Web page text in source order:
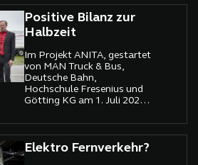
Positive Bilanz zur
Halbzeit
Im Projekt ANITA, gestartet
von MAN Truck & Bus,
Deutsche Bahn,
Hochschule Fresenius und
Götting KG am 1. Juli 2020,
jetzt eine positive
Halbzeitbilanz.
Elektro Fernverkehr?